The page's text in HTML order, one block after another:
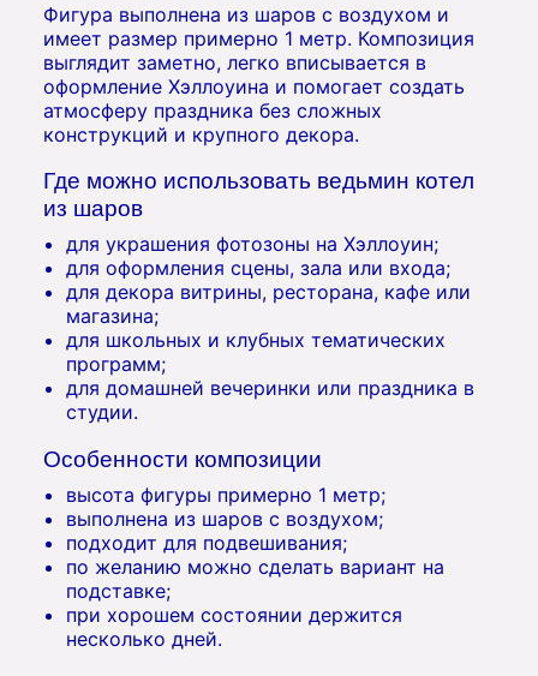
Фигура выполнена из шаров с воздухом и
имеет размер примерно 1 метр. Композиция
выглядит заметно, легко вписывается в
оформление Хэллоуина и помогает создать
атмосферу праздника без сложных
конструкций и крупного декора.
Где можно использовать ведьмин котел
из шаров
для украшения фотозоны на Хэллоуин;
для оформления сцены, зала или входа;
для декора витрины, ресторана, кафе или
магазина;
для школьных и клубных тематических
программ;
для домашней вечеринки или праздника в
студии.
Особенности композиции
высота фигуры примерно 1 метр;
выполнена из шаров с воздухом;
подходит для подвешивания;
по желанию можно сделать вариант на
подставке;
при хорошем состоянии держится
несколько дней.